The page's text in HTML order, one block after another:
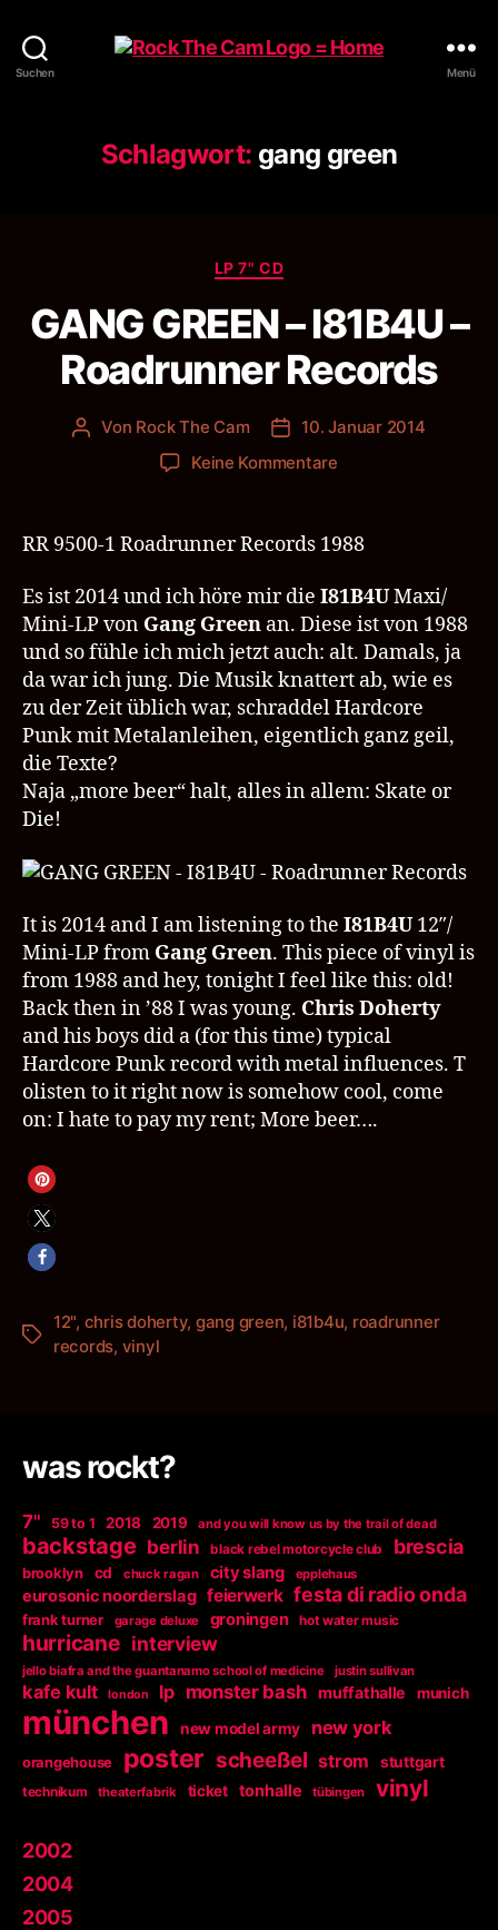
Suchen Menü
Schlagwort: gang green
Kategorien
LP 7" CD
GANG GREEN – I81B4U –
Roadrunner Records
Beitragsautor
Von Rock The Cam Veröffentlichungsdatum
10. Januar 2014
Keine Kommentarezu
–
Roadrunner
Records
RR 9500-1 Roadrunner Records 1988
Es ist 2014 und ich höre mir die I81B4UMaxi/
Mini-LP von Gang Green an. Diese ist von 1988
und so fühle ich mich jetzt auch: alt. Damals, ja
da war ich jung. Die Musik knattert ab, wie es
zu der Zeit üblich war, schraddel Hardcore
Punk mit Metalanleihen, eigentlich ganz geil,
die Texte?
Naja „more beer“ halt, alles in allem: Skate or
Die!
It is 2014 and I am listening to the I81B4U12″/
Mini-LP from Gang Green. This piece of vinyl is
from 1988 and hey, tonight I feel like this: old!
Back then in ’88 I was young. Chris Doherty
and his boys did a (for this time) typical
Hardcore Punk record with metal influences. T
olisten to it right now is somehow cool, come
on: I hate to pay my rent; More beer….
Schlagwörter
12", chris doherty, gang green, i81b4u, roadrunner
records, vinyl
was rockt?
7" 59 to 1 2018 2019 and you will know us by the trail of dead
backstage berlin black rebel motorcycle club brescia
brooklyn cd chuck ragan city slang epplehaus
eurosonic noorderslag feierwerk festa di radio onda
frank turner garage deluxe groningen hot water music
hurricane interview
jello biafra and the guantanamo school of medicine justin sullivan
kafe kult london lp monster bash muffathalle munich
münchen new model army new york
orangehouse poster scheeßel strom stuttgart
technikum theaterfabrik ticket tonhalle tübingen vinyl
2002
2004
2005